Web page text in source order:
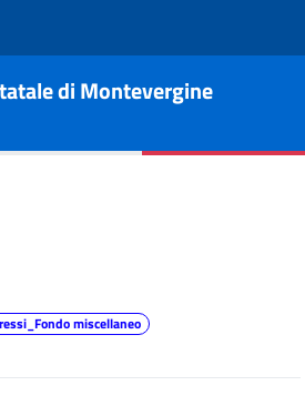
di Montevergine
miscellaneo